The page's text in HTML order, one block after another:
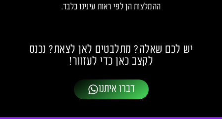
ההמלצות הן לפי ראות עינינו בלבד.
יש לכם שאלה? מתלבטים לאן לצאת? נכנס
לקצב כאן כדי לעזוור!
דברו איתנו